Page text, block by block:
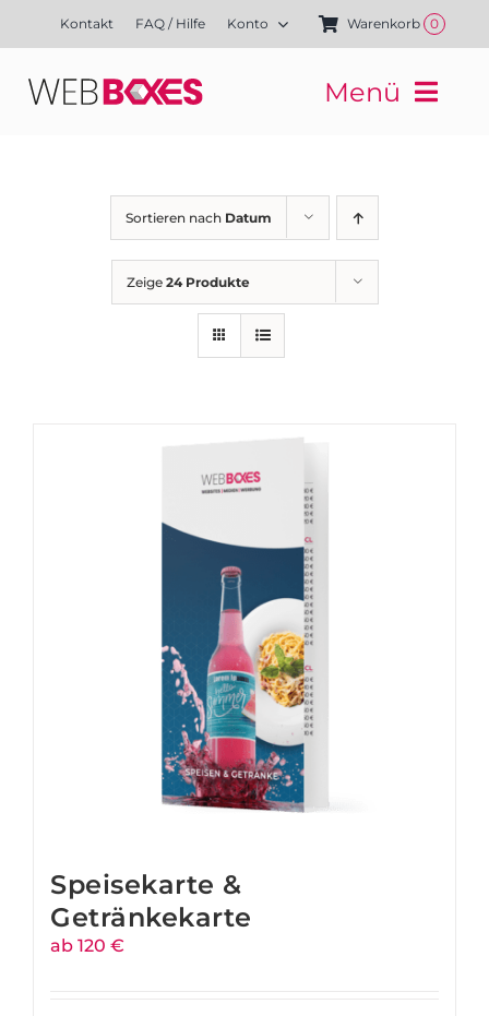
Kontakt FAQ / Hilfe Konto Warenkorb 0
Menü
Kampagnen
Referenzen
Finanzierung
Sortieren nach Datum
Zeige 24 Produkte
Speisekarte &
Getränkekarte
ab 120 €